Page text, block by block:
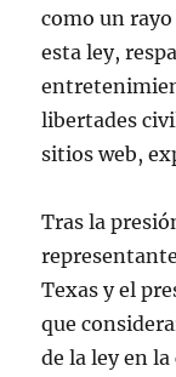
como un
esta ley,
libertades
sitios web,
Tras la
Texas y el
que
de la ley en